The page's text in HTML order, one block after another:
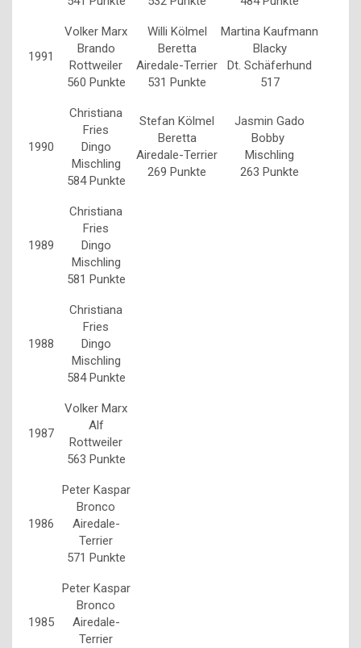
1991
Volker Marx
Brando
Rottweiler
560 Punkte
Willi Kölmel
Beretta
Airedale-Terrier
531 Punkte
Martina Kaufmann
Blacky
Dt. Schäferhund
517
1990
Christiana
Fries
Dingo
Mischling
584 Punkte
Stefan Kölmel
Beretta
Airedale-Terrier
269 Punkte
Jasmin Gado
Bobby
Mischling
263 Punkte
1989
Christiana
Fries
Dingo
Mischling
581 Punkte
1988
Christiana
Fries
Dingo
Mischling
584 Punkte
1987
Volker Marx
Alf
Rottweiler
563 Punkte
1986
Peter Kaspar
Bronco
Airedale-
Terrier
571 Punkte
1985
Peter Kaspar
Bronco
Airedale-
Terrier